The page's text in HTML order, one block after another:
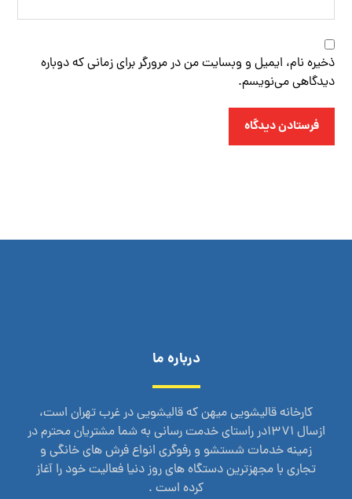
ذخیره نام، ایمیل و وبسایت من در مرورگر برای زمانی که دوباره
دیدگاهی می‌نویسم.
فرستادن دیدگاه
درباره ما
کارخانه قالیشویی میهن که قالیشویی در غرب تهران است،
ازسال 1371در راستای خدمت رسانی به شما مشتریان محترم در
زمینه خدمات شستشو و رفوگری انواع فرش های خانگی و
تجاری با مجهزترین دستگاه های روز دنیا فعالیت خود را آغاز
کرده است .